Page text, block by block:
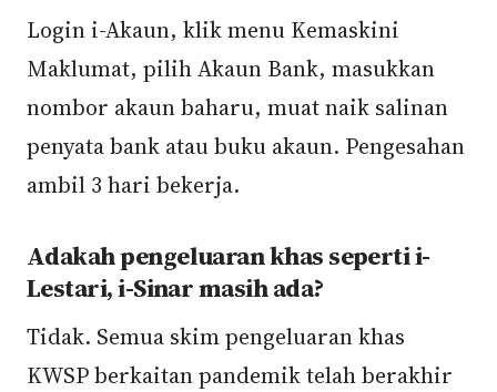
Login i-Akaun, klik menu Kemaskini
Maklumat, pilih Akaun Bank, masukkan
nombor akaun baharu, muat naik salinan
penyata bank atau buku akaun. Pengesahan
ambil 3 hari bekerja.
Adakah pengeluaran khas seperti i-
Lestari, i-Sinar masih ada?
Tidak. Semua skim pengeluaran khas
KWSP berkaitan pandemik telah berakhir